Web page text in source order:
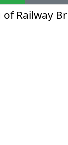
Railway